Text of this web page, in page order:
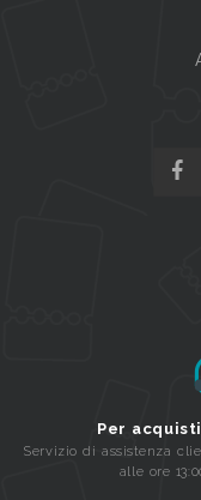
Per
Servizio di assistenza
alle ore